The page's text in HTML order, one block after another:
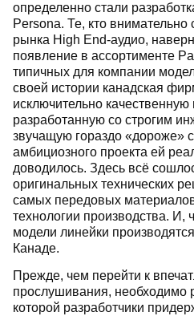
определенно стали
Persona. Те, кто внимательно
рынка High End-аудио,
появление в ассортименте
типичных для компании
своей истории канадская
исключительно качественную
разработанную со строгим
звучащую гораздо «дороже»
амбициозного проекта ей
доводилось. Здесь всё
оригинальных технических
самых передовых
технологии производства. И,
модели линейки
Канаде.
Прежде, чем перейти к
прослушивания, необходимо
которой разработчики